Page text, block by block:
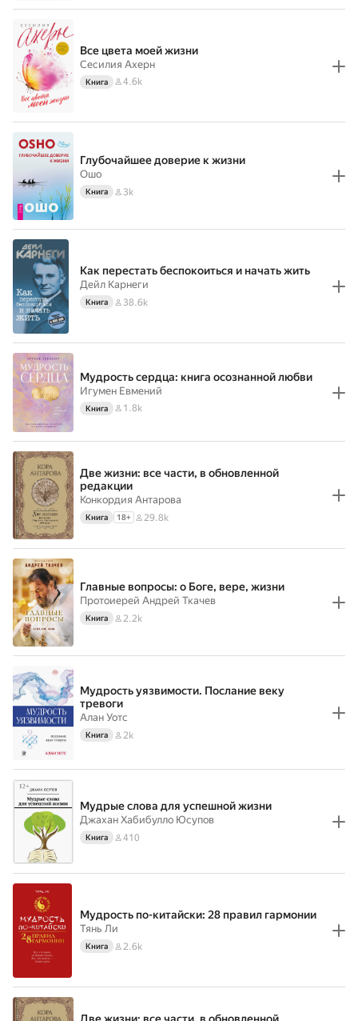
Все цвета моей жизни
Сесилия Ахерн
Книга 4.6k
Глубочайшее доверие к жизни
Ошо
Книга 3k
Как перестать беспокоиться и начать жить
Дейл Карнеги
Книга 38.6k
Мудрость сердца: книга осознанной любви
Игумен Евмений
Книга 1.8k
Две жизни: все части, в обновленной
редакции
Конкордия Антарова
Книга 18+ 29.8k
Главные вопросы: о Боге, вере, жизни
Протоиерей Андрей Ткачев
Книга 2.2k
Мудрость уязвимости. Послание веку
тревоги
Алан Уотс
Книга 2k
Мудрые слова для успешной жизни
Джахан Хабибулло Юсупов
Книга 410
Мудрость по-китайски: 28 правил гармонии
Тянь Ли
Книга 2.6k